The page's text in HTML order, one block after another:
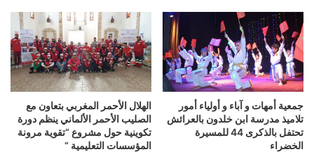
جمعية أمهات و آباء و أولياء أمور
تلاميذ مدرسة ابن خلدون بالعرائش
تحتفل بالذكرى 44 للمسيرة
الخضراء
الهلال الأحمر المغربي بتعاون مع
الصليب الأحمر الألماني ينظم دورة
تكوينية حول مشروع “تقوية مرونة
المؤسسات التعليمية “